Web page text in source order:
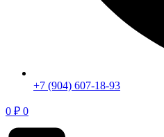
+7 (904) 607-18-93
0 ₽ 0